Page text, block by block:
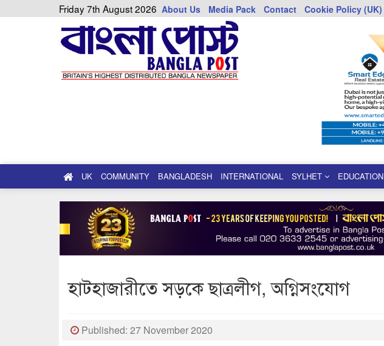
Friday 7th August 2026 About Us Media Pack Contact Cookie Policy (UK)
UK COMMUNITY BANGLADESH INTERNATIONAL SYLHET EDUCATION
হাটহাজারীতে সড়কে ছাত্রলীগ, অগ্নিসংযোগ
Published: 27 November 2020